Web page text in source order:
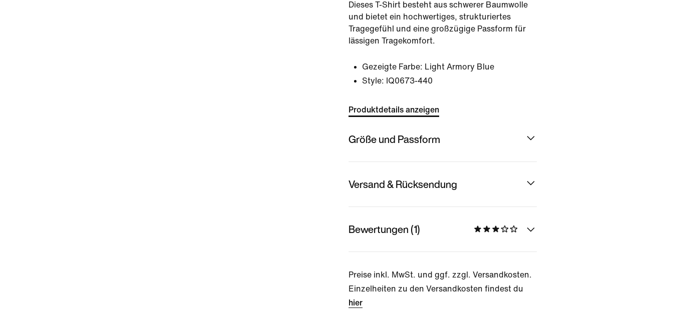
Dieses T-Shirt besteht aus schwerer Baumwolle
und bietet ein hochwertiges, strukturiertes
Tragegefühl und eine großzügige Passform für
lässigen Tragekomfort.
Gezeigte Farbe: Light Armory Blue
Style: IQ0673-440
Produktdetails anzeigen
Größe und Passform
Versand & Rücksendung
Bewertungen (1)
Preise inkl. MwSt. und ggf. zzgl. Versandkosten.
Einzelheiten zu den Versandkosten findest du
hier